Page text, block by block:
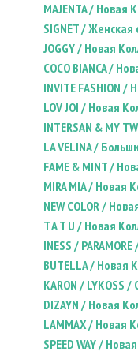
MAJENTA / Новая
SIGNET /
JOGGY / Новая
COCO BIANCA /
INVITE FASHION /
LOV JOI / Новая
INTERSAN & MY
LA VELINA /
FAME & MINT /
MIRA MIA / Новая
NEW COLOR /
T A T U / Новая
INESS /
BUTELLA / Новая
KARON / LYKOSS
DIZAYN / Новая
LAMMAX / Новая
SPEED WAY /